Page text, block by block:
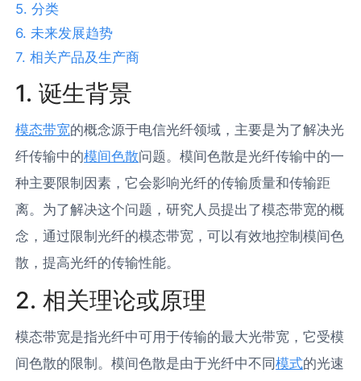
5. 分类
6. 未来发展趋势
7. 相关产品及生产商
1. 诞生背景
模态带宽的概念源于电信光纤领域，主要是为了解决光
纤传输中的模间色散问题。模间色散是光纤传输中的一
种主要限制因素，它会影响光纤的传输质量和传输距
离。为了解决这个问题，研究人员提出了模态带宽的概
念，通过限制光纤的模态带宽，可以有效地控制模间色
散，提高光纤的传输性能。
2. 相关理论或原理
模态带宽是指光纤中可用于传输的最大光带宽，它受模
间色散的限制。模间色散是由于光纤中不同模式的光速